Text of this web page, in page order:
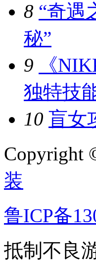
8 “奇遇
秘”
9
《
独特技
10 盲女
Copyright
装
鲁ICP备
抵制不良